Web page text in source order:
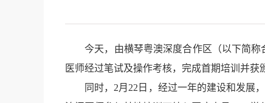
今天，由横琴粤澳深度合作区（以下简称
医师经过笔试及操作考核，完成首期培训并获
同时，2月22日，经过一年的建设和发展，